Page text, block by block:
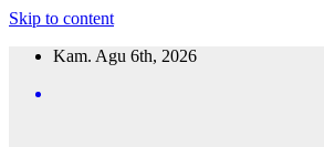
Skip to content
Kam. Agu 6th, 2026